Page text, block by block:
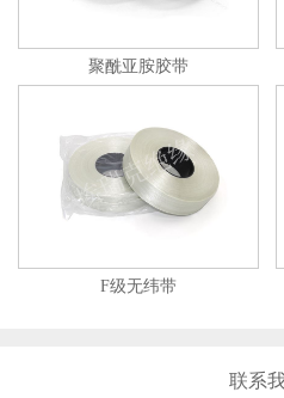
聚酰亚胺胶带
F级无纬带
联系